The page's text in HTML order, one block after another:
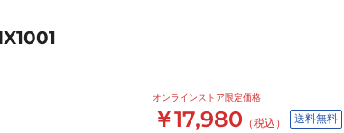
オンラインストア限定価格
￥17,980 （税込） 送料無料